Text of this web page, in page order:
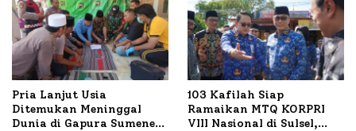
Pria Lanjut Usia
Ditemukan Meninggal
Dunia di Gapura Sumenep,
103 Kafilah Siap
Ramaikan MTQ KORPRI
VIII Nasional di Sulsel,